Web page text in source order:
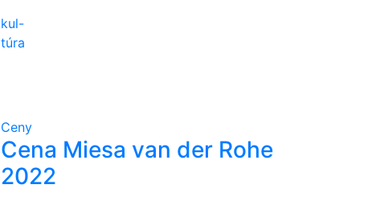
kul-
túra
Ceny
Cena Miesa van der Rohe
2022